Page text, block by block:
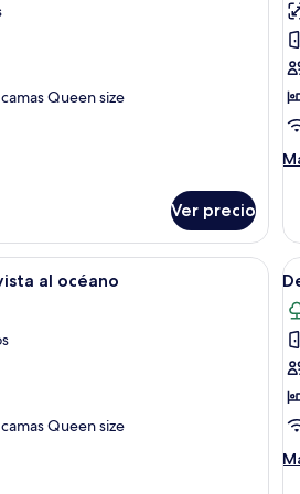
Queen size
Ver precio
4-
pequeño y un adornado en la pared.
Un dormitorio moderno con una
al océano
Queen size